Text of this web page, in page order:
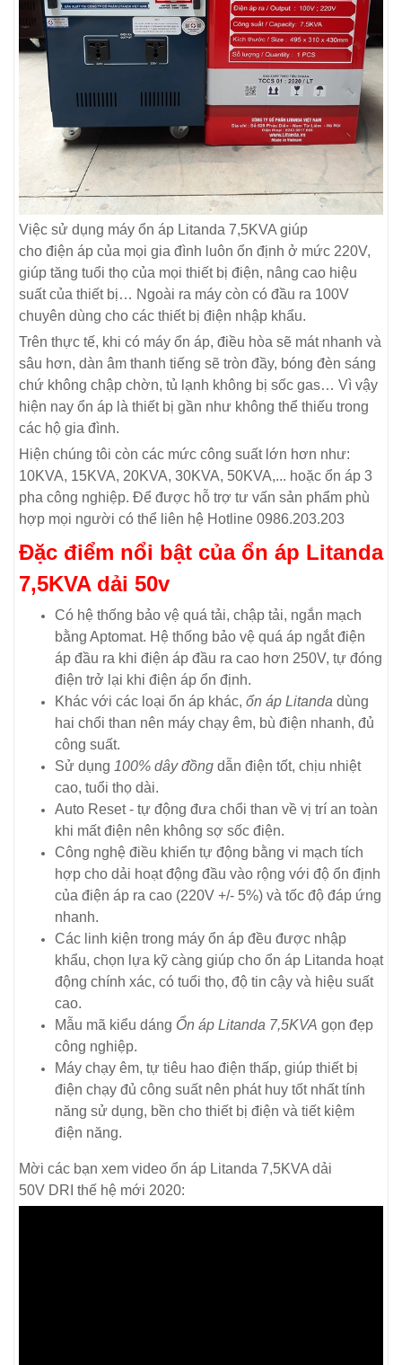
Việc sử dụng máy ổn áp Litanda 7,5KVA giúp
cho điện áp của mọi gia đình luôn ổn định ở mức 220V,
giúp tăng tuổi thọ của mọi thiết bị điện, nâng cao hiệu
suất của thiết bị… Ngoài ra máy còn có đầu ra 100V
chuyên dùng cho các thiết bị điện nhập khẩu.
Trên thực tế, khi có máy ổn áp, điều hòa sẽ mát nhanh và
sâu hơn, dàn âm thanh tiếng sẽ tròn đầy, bóng đèn sáng
chứ không chập chờn, tủ lạnh không bị sốc gas… Vì vậy
hiện nay ổn áp là thiết bị gần như không thể thiếu trong
các hộ gia đình.
Hiện chúng tôi còn các mức công suất lớn hơn như:
10KVA, 15KVA, 20KVA, 30KVA, 50KVA,... hoặc ổn áp 3
pha công nghiệp. Để được hỗ trợ tư vấn sản phẩm phù
hợp mọi người có thể liên hệ Hotline 0986.203.203
Đặc điểm nổi bật của ổn áp Litanda
7,5KVA dải 50v
Có hệ thống bảo vệ quá tải, chập tải, ngắn mạch
bằng Aptomat. Hệ thống bảo vệ quá áp ngắt điện
áp đầu ra khi điện áp đầu ra cao hơn 250V, tự đóng
điện trở lại khi điện áp ổn định.
Khác với các loại ổn áp khác, ổn áp Litanda dùng
hai chổi than nên máy chạy êm, bù điện nhanh, đủ
công suất.
Sử dụng 100% dây đồng dẫn điện tốt, chịu nhiệt
cao, tuổi thọ dài.
Auto Reset - tự động đưa chổi than về vị trí an toàn
khi mất điện nên không sợ sốc điện.
Công nghệ điều khiển tự động bằng vi mạch tích
hợp cho dải hoạt động đầu vào rộng với độ ổn định
của điện áp ra cao (220V +/- 5%) và tốc độ đáp ứng
nhanh.
Các linh kiện trong máy ổn áp đều được nhập
khẩu, chọn lựa kỹ càng giúp cho ổn áp Litanda hoạt
động chính xác, có tuổi thọ, độ tin cậy và hiệu suất
cao.
Mẫu mã kiểu dáng Ổn áp Litanda 7,5KVA gọn đẹp
công nghiệp.
Máy chạy êm, tự tiêu hao điện thấp, giúp thiết bị
điện chạy đủ công suất nên phát huy tốt nhất tính
năng sử dụng, bền cho thiết bị điện và tiết kiệm
điện năng.
Mời các bạn xem video ổn áp Litanda 7,5KVA dải
50V DRI thế hệ mới 2020: